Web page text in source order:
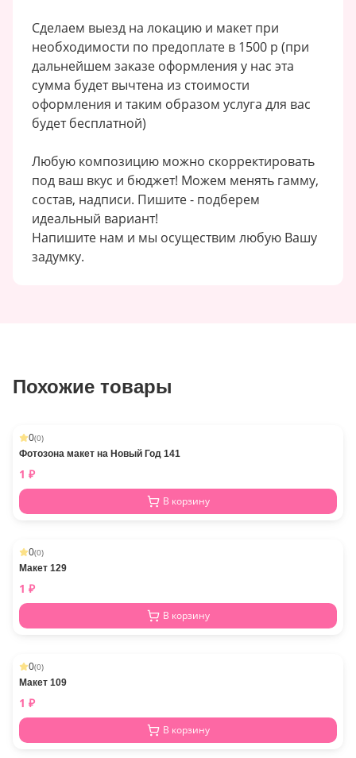
Сделаем выезд на локацию и макет при
необходимости по предоплате в 1500 р (при
дальнейшем заказе оформления у нас эта
сумма будет вычтена из стоимости
оформления и таким образом услуга для вас
будет бесплатной)
Любую композицию можно скорректировать
под ваш вкус и бюджет! Можем менять гамму,
состав, надписи. Пишите - подберем
идеальный вариант!
Напишите нам и мы осуществим любую Вашу
задумку.
Похожие товары
0(0)
Фотозона макет на Новый Год 141
1 ₽
В корзину
0(0)
Макет 129
1 ₽
В корзину
0(0)
Макет 109
1 ₽
В корзину